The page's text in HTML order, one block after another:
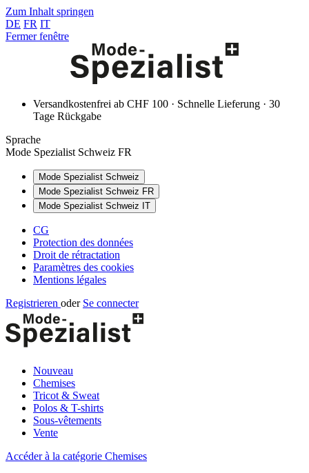
Zum Inhalt springen
DE FR IT
Fermer fenêtre
Versandkostenfrei ab CHF 100 · Schnelle Lieferung · 30
Tage Rückgabe
Sprache
Mode Spezialist Schweiz FR
Mode Spezialist Schweiz
Mode Spezialist Schweiz FR
Mode Spezialist Schweiz IT
CG
Protection des données
Droit de rétractation
Paramètres des cookies
Mentions légales
Registrieren oder Se connecter
Nouveau
Chemises
Tricot & Sweat
Polos & T-shirts
Sous-vêtements
Vente
Accéder à la catégorie Chemises